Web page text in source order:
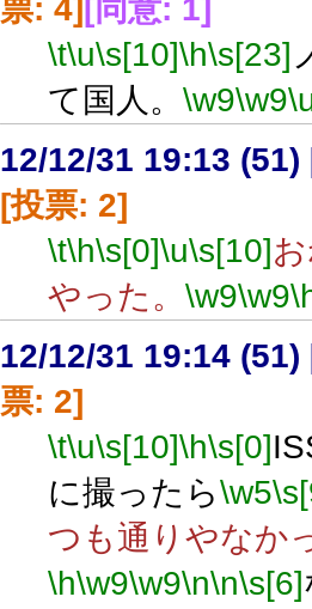
票: 4][同意: 1]
\t\u\s[10]\h\s[23]
て国人。 \w9\w9
12/12/31 19:13 (51)
[投票: 2]
\t\h\s[0]\u\s[10]
やった。 \w9\w9
12/12/31 19:14 (51)
票: 2]
\t\u\s[10]\h\s[0]
に撮ったら\w5
つも通りやなか
\h\w9\w9\n\n\s[6]